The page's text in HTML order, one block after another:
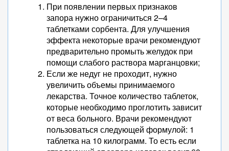
При появлении первых признаков
запора нужно ограничиться 2–4
таблетками сорбента. Для улучшения
эффекта некоторые врачи рекомендуют
предварительно промыть желудок при
помощи слабого раствора марганцовки;
Если же недуг не проходит, нужно
увеличить объемы принимаемого
лекарства. Точное количество таблеток,
которые необходимо проглотить зависит
от веса больного. Врачи рекомендуют
пользоваться следующей формулой: 1
таблетка на 10 килограмм. То есть если